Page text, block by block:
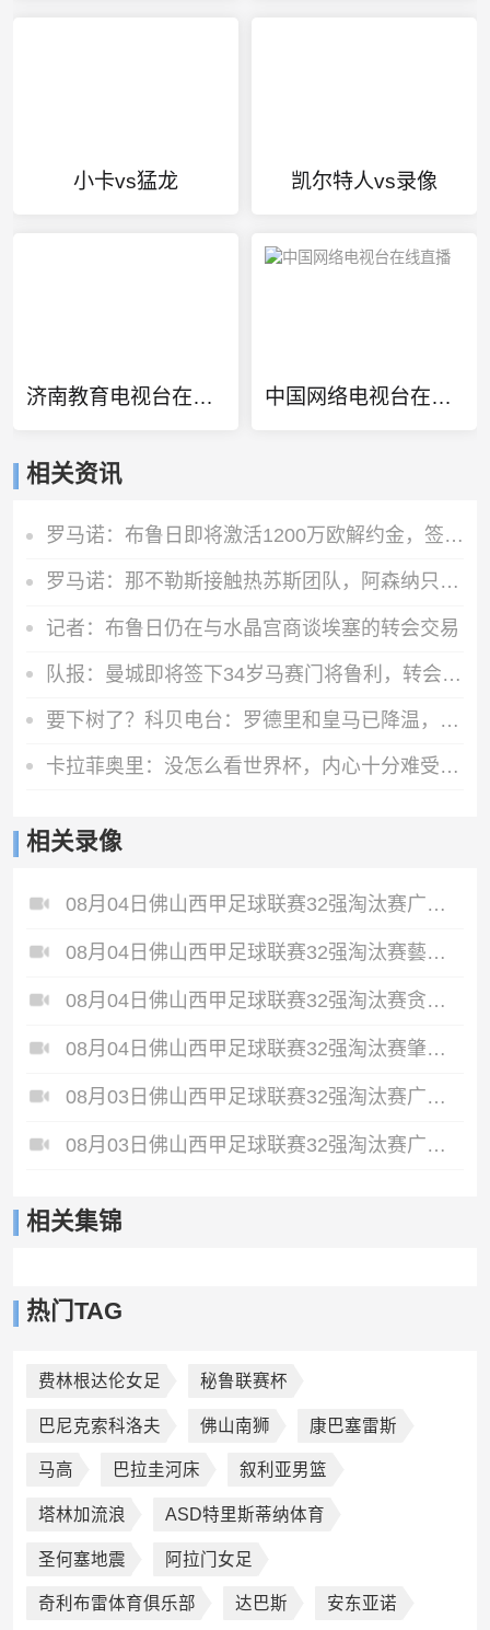
小卡vs猛龙 凯尔特人vs录像
济南教育电视台在线直播 中国网络电视台在线直播
相关资讯
罗马诺：布鲁日即将激活1200万欧解约金，签下马略卡前锋比尔希利
罗马诺：那不勒斯接触热苏斯团队，阿森纳只接受永久转会
记者：布鲁日仍在与水晶宫商谈埃塞的转会交易
队报：曼城即将签下34岁马赛门将鲁利，转会费350万欧元
要下树了？科贝电台：罗德里和皇马已降温，巴萨和他达成个人协议
卡拉菲奥里：没怎么看世界杯，内心十分难受，我会把情绪化为动力
相关录像
08月04日佛山西甲足球联赛32强淘汰赛广东西南建设VS香港圣徒全场录像
08月04日佛山西甲足球联赛32强淘汰赛藝品高國際VS湛江狂狼·粵辉能源全场录像
08月04日佛山西甲足球联赛32强淘汰赛贪玩游戏VS美的薪火全场录像
08月04日佛山西甲足球联赛32强淘汰赛肇庆恒骏成VS三七互娱全场录像
08月03日佛山西甲足球联赛32强淘汰赛广东客家青年VS广州英华思力U17全场录像
08月03日佛山西甲足球联赛32强淘汰赛广州求信VS顺德新青年全场录像
相关集锦
热门TAG
费林根达伦女足 秘鲁联赛杯
巴尼克索科洛夫 佛山南狮 康巴塞雷斯
马高 巴拉圭河床 叙利亚男篮
塔林加流浪 ASD特里斯蒂纳体育
圣何塞地震 阿拉门女足
奇利布雷体育俱乐部 达巴斯 安东亚诺